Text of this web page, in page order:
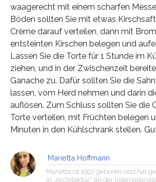
waagerecht mit einem scharfen
Böden sollten Sie mit etwas
Crème darauf verteilen, dann mit
entsteinten Kirschen belegen und
Lassen Sie die Torte für 1 Stunde im
ziehen, und in der Zwischenzeit
Ganache zu. Dafür sollten Sie die
lassen, vom Herd nehmen und darin
auflösen. Zum Schluss sollten Sie die
Torte verteilen, mit Früchten belegen
Minuten in den Kühlschrank stellen.
Marietta Hoffmann
Marietta ist 1997 geboren und hat
in „Architektur“ an der